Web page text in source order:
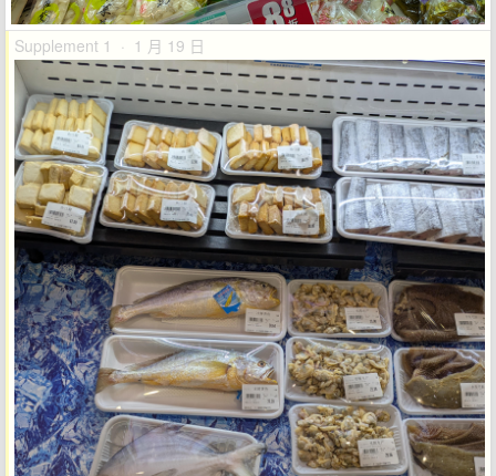
Supplement 1 · 1 月 19 日